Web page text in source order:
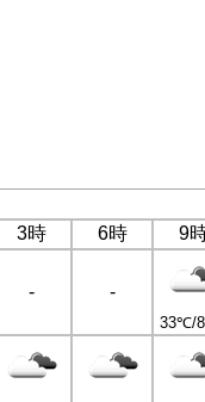
3時 6時 9
- -
33℃/